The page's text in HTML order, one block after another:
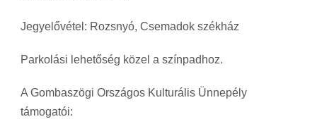
Jegyelővétel: Rozsnyó, Csemadok székház
Parkolási lehetőség közel a színpadhoz.
A Gombaszögi Országos Kulturális Ünnepély
támogatói: